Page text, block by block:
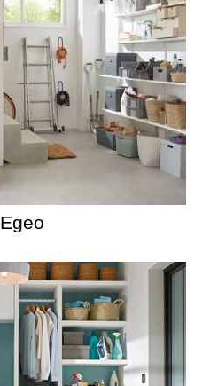
Egeo